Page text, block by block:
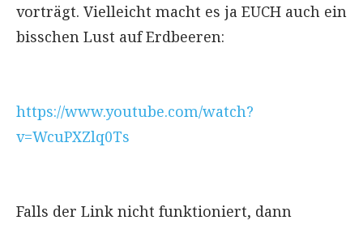
vorträgt. Vielleicht macht es ja EUCH auch ein
bisschen Lust auf Erdbeeren:
https://www.youtube.com/watch?
v=WcuPXZlq0Ts
Falls der Link nicht funktioniert, dann